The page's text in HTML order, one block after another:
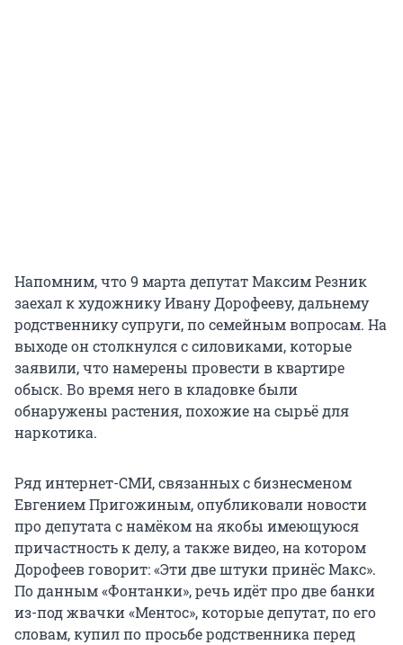
Напомним, что 9 марта депутат Максим Резник
заехал к художнику Ивану Дорофееву, дальнему
родственнику супруги, по семейным вопросам. На
выходе он столкнулся с силовиками, которые
заявили, что намерены провести в квартире
обыск. Во время него в кладовке были
обнаружены растения, похожие на сырьё для
наркотика.
Ряд интернет-СМИ, связанных с бизнесменом
Евгением Пригожиным, опубликовали новости
про депутата с намёком на якобы имеющуюся
причастность к делу, а также видео, на котором
Дорофеев говорит: «Эти две штуки принёс Макс».
По данным «Фонтанки», речь идёт про две банки
из-под жвачки «Ментос», которые депутат, по его
словам, купил по просьбе родственника перед